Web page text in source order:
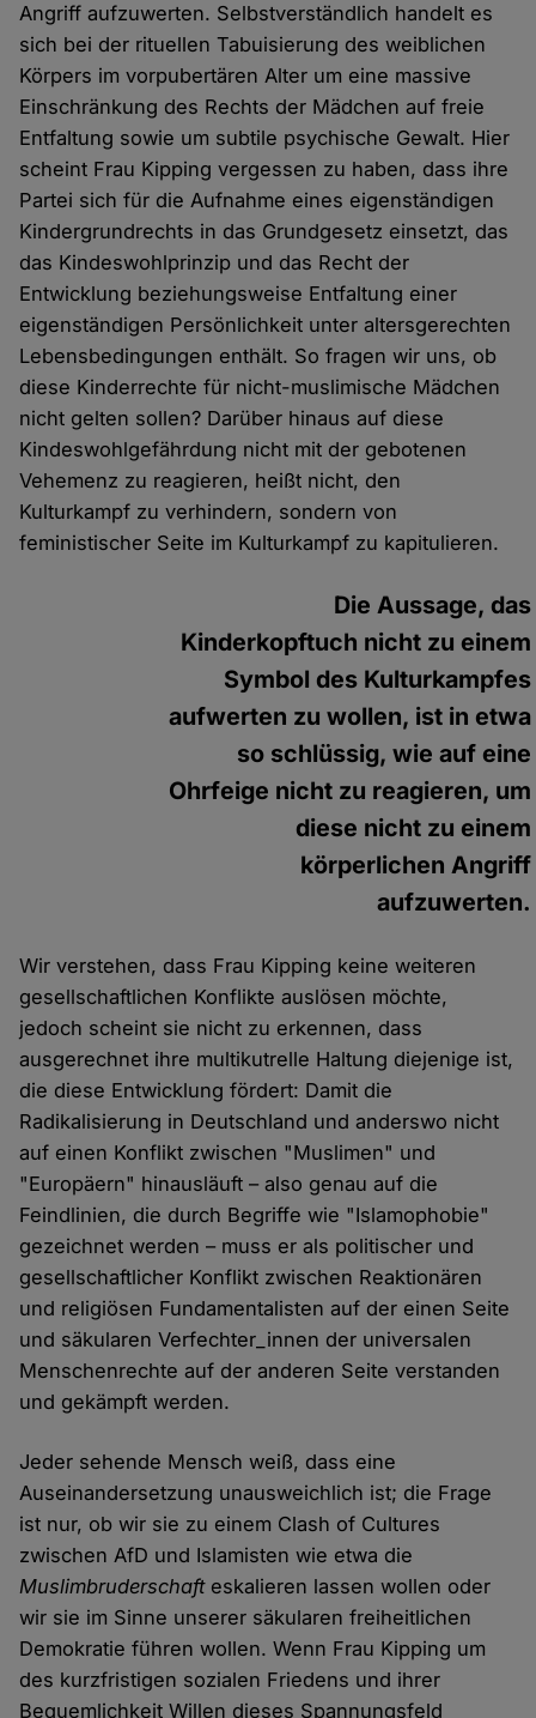
Angriff aufzuwerten. Selbstverständlich handelt es
sich bei der rituellen Tabuisierung des weiblichen
Körpers im vorpubertären Alter um eine massive
Einschränkung des Rechts der Mädchen auf freie
Entfaltung sowie um subtile psychische Gewalt. Hier
scheint Frau Kipping vergessen zu haben, dass ihre
Partei sich für die Aufnahme eines eigenständigen
Kindergrundrechts in das Grundgesetz einsetzt, das
das Kindeswohlprinzip und das Recht der
Entwicklung beziehungsweise Entfaltung einer
eigenständigen Persönlichkeit unter altersgerechten
Lebensbedingungen enthält. So fragen wir uns, ob
diese Kinderrechte für nicht-muslimische Mädchen
nicht gelten sollen? Darüber hinaus auf diese
Kindeswohlgefährdung nicht mit der gebotenen
Vehemenz zu reagieren, heißt nicht, den
Kulturkampf zu verhindern, sondern von
feministischer Seite im Kulturkampf zu kapitulieren.
Die Aussage, das
Kinderkopftuch nicht zu einem
Symbol des Kulturkampfes
aufwerten zu wollen, ist in etwa
so schlüssig, wie auf eine
Ohrfeige nicht zu reagieren, um
diese nicht zu einem
körperlichen Angriff
aufzuwerten.
Wir verstehen, dass Frau Kipping keine weiteren
gesellschaftlichen Konflikte auslösen möchte,
jedoch scheint sie nicht zu erkennen, dass
ausgerechnet ihre multikutrelle Haltung diejenige ist,
die diese Entwicklung fördert: Damit die
Radikalisierung in Deutschland und anderswo nicht
auf einen Konflikt zwischen "Muslimen" und
"Europäern" hinausläuft – also genau auf die
Feindlinien, die durch Begriffe wie "Islamophobie"
gezeichnet werden – muss er als politischer und
gesellschaftlicher Konflikt zwischen Reaktionären
und religiösen Fundamentalisten auf der einen Seite
und säkularen Verfechter_innen der universalen
Menschenrechte auf der anderen Seite verstanden
und gekämpft werden.
Jeder sehende Mensch weiß, dass eine
Auseinandersetzung unausweichlich ist; die Frage
ist nur, ob wir sie zu einem Clash of Cultures
zwischen AfD und Islamisten wie etwa die
Muslimbruderschafteskalieren lassen wollen oder
wir sie im Sinne unserer säkularen freiheitlichen
Demokratie führen wollen. Wenn Frau Kipping um
des kurzfristigen sozialen Friedens und ihrer
Bequemlichkeit Willen dieses Spannungsfeld